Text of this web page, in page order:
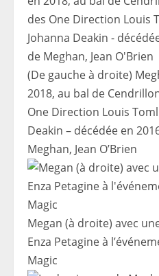
(De gauche à droite)
2018, au bal de
One Direction Louis
Deakin – décédée en
Meghan, Jean O’Brien
Megan (à droite) avec
Enza Petagine à
Magic